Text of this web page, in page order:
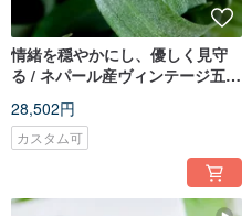
情緒を穏やかにし、優しく見守
る / ネパール産ヴィンテージ五芒
ーン
28,502円
カスタム可